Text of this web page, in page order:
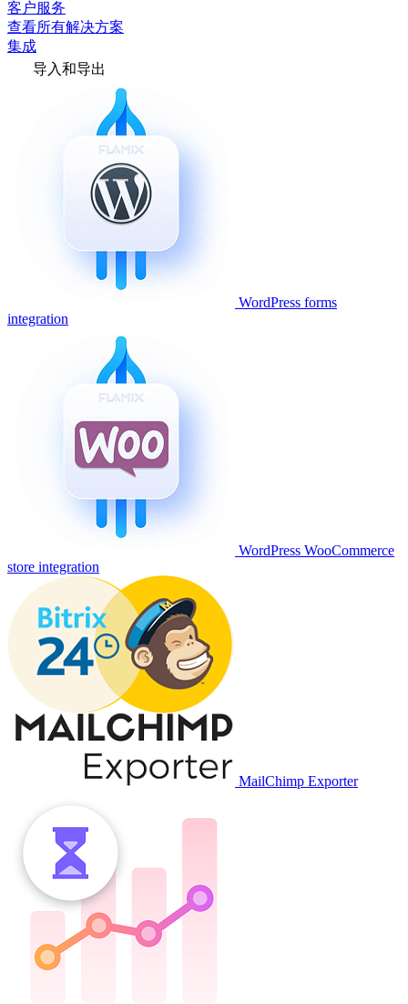
客户服务
查看所有解决方案
集成
导入和导出
WordPress forms
integration
WordPress WooCommerce
store integration
MailChimp Exporter